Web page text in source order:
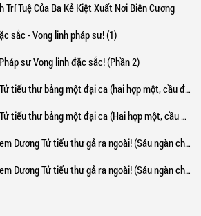
Trí Tuệ Của Ba Kẻ Kiệt Xuất Nơi Biên Cương
sắc - Vong linh pháp sư! (1)
sư Vong linh đặc sắc! (Phần 2)
thư bảng một đại ca (hai hợp một, cầu đầu tháng nguyệt phiếu!) (1)
thư bảng một đại ca (Hai hợp một, cầu đầu tháng nguyệt phiếu!) (2)
Tử tiểu thư gả ra ngoài! (Sáu ngàn chữ cực lớn chương, tăng thêm cầu nguyệt phiếu!!)
Tử tiểu thư gả ra ngoài! (Sáu ngàn chữ cực lớn, tăng thêm cầu nguyệt phiếu! ! ) **